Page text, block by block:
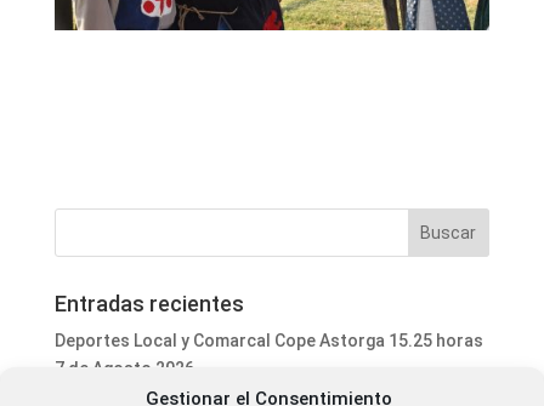
Gestionar el Consentimiento
Entradas recientes
Deportes Local y Comarcal Cope Astorga 15.25 horas
7 de Agosto 2026